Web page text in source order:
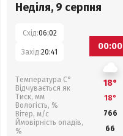
Неділя, 9 серпня
Схід:06:02
Захід:20:41
Температура С°
Відчувається як
Тиск, мм
Вологість, %
Вітер, м/с
Ймовірність опадів,
%
00:00
18°
18°
766
66